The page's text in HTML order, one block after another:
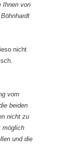
Ihnen von
nicht
vom
beiden
nicht zu
möglich
und die